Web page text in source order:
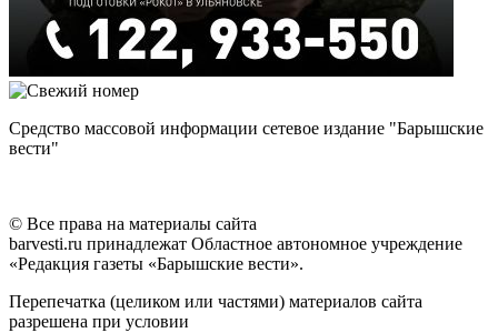
Средство массовой информации сетевое издание "Барышские
вести"
© Все права на материалы сайта
barvesti.ru принадлежат Областное автономное учреждение
«Редакция газеты «Барышские вести».
Перепечатка (целиком или частями) материалов сайта
разрешена при условии